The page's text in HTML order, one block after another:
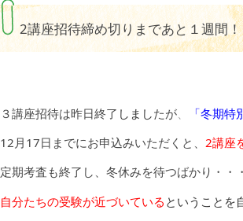
2講座招待締め切りまであと１週間！
３講座招待は昨日終了 しましたが、 「冬期特
12月17日までにお申込みいただくと、 2講座
定期考査も終了し、冬休みを待つばかり・・
自分たちの受験が近づいている ということを